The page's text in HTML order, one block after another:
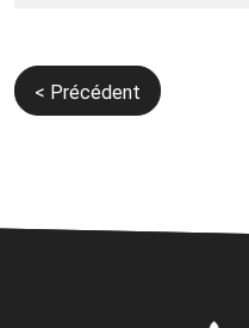
Navigation
< Précédent